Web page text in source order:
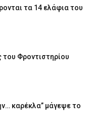
τα 14 ελάφια του
του Φροντιστηρίου
καρέκλα” μάγεψε το